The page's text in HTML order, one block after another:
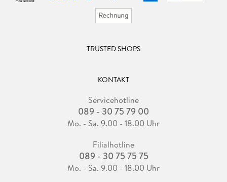
TRUSTED SHOPS
KONTAKT
Servicehotline
089 - 30 75 79 00
Mo. - Sa. 9.00 - 18.00 Uhr
Filialhotline
089 - 30 75 75 75
Mo. - Sa. 9.00 - 18.00 Uhr